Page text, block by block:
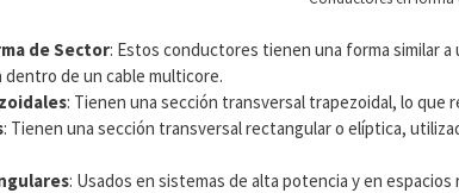
de Sector: Estos conductores tienen una forma similar
dentro de un cable multicore.
: Tienen una sección transversal trapezoidal, lo que
: Tienen una sección transversal rectangular o elíptica,
: Usados en sistemas de alta potencia y en